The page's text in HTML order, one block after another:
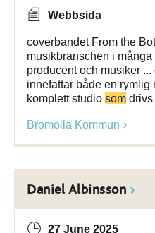
Webbsida
coverbandet From the
musikbranschen i många
producent och musiker ...
innefattar både en rymlig
komplett studio som drivs
Bromölla Kommun
Daniel Albinsson
27 June 2025